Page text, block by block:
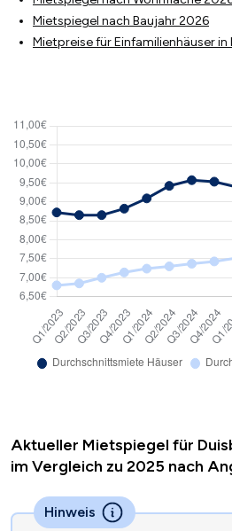
Mietspiegel nach Baujahr 2026
Mietpreise für Einfamilienhäuser
Aktueller Mietspiegel für
im Vergleich zu 2025 nach
Hinweis